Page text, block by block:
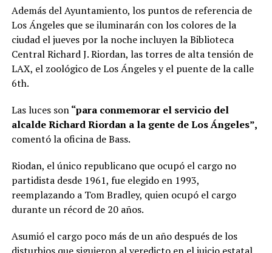
Además del Ayuntamiento, los puntos de referencia de
Los Ángeles que se iluminarán con los colores de la
ciudad el jueves por la noche incluyen la Biblioteca
Central Richard J. Riordan, las torres de alta tensión de
LAX, el zoológico de Los Ángeles y el puente de la calle
6th.
Las luces son“para conmemorar el servicio del
alcalde Richard Riordan a la gente de Los Ángeles”,
comentó la oficina de Bass.
Riodan, el único republicano que ocupó el cargo no
partidista desde 1961, fue elegido en 1993,
reemplazando a Tom Bradley, quien ocupó el cargo
durante un récord de 20 años.
Asumió el cargo poco más de un año después de los